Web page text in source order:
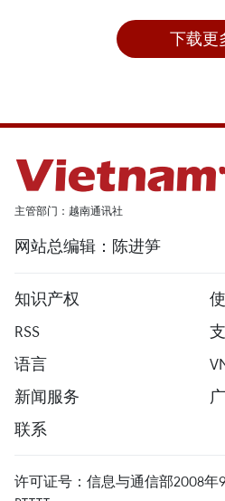
下载更
主管部门：越南通讯社
网站总编辑：陈进笋
知识产权
RSS
语言
新闻服务
联系
许可证号：信息与通信部2008年